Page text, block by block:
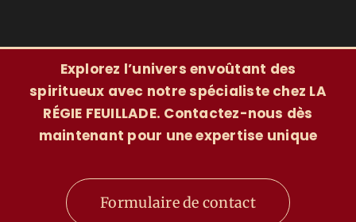
Explorez l’univers envoûtant des
spiritueux avec notre spécialiste chez LA
RÉGIE FEUILLADE. Contactez-nous dès
maintenant pour une expertise unique
Formulaire de contact